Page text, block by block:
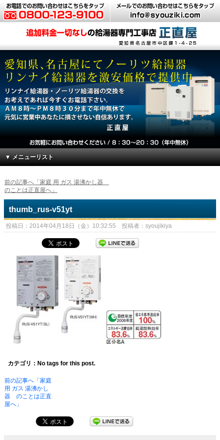
▼ メニューリスト
前の記事へ「家庭 用 ガス 湯沸かし器
のことは正直屋へ」
thumb_rus-v51yt
投稿日：2014年04月18日（金）10:32:55 投稿者：syoujikiya
カテゴリ：No tags for this post.
前の記事へ「家庭
用 ガス 湯沸かし
器 のことは正直
屋へ」